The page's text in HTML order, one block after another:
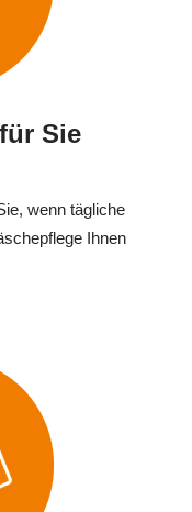
Sie
wenn tägliche
Ihnen